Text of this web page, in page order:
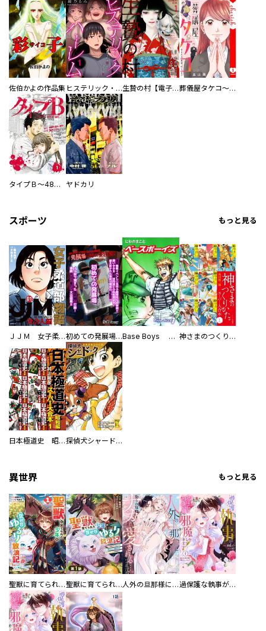
佐伯かよの作品集 ヒステリック・ハーレム～搾られる男と堕ちる女～【電子単行本版】 生贄の村【電子単行本版】 葬儀屋タケコ～あなたの最期、叶えます【電子単行本版】
タイプＢ～48時間後、致死率100％～【単話】 ヤドカリ
スポーツ もっと見る
ＪＪＭ 女子柔道部物語 社会人編 初めての発展場 【白抜き修正版】 Base Boys 新装版 神さまのつくりかた。スーパー大合本
日本極道史 昭和編 スーパー大合本 探偵犬シャードック（新装版）
異世界 もっと見る
聖獣に育てられた少年の異世界ゆるり放浪記～神様からもらったチート魔法で、仲間たちとスローライフを満喫中～ 聖獣に育てられた少年の異世界ゆるり放浪記～神様からもらったチート魔法で、仲間たちとスローライフを満喫中～【分冊版】 人外の旦那様に娶られ毎晩ナカまで愛される…。アンソロジー 過保護な執事が私の婚活を邪魔してきます！ 分冊版